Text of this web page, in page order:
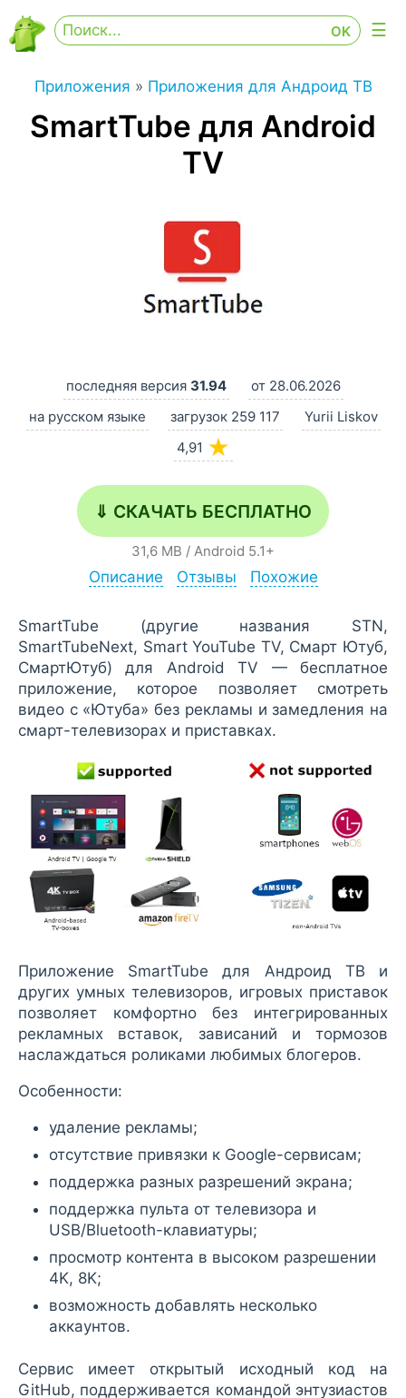
Приложения » Приложения для Андроид ТВ
SmartTube для Android
TV
последняя версия 31.94
от 28.06.2026
на русском языке
загрузок 259 117
Yurii Liskov
4,91 ★
⇓ СКАЧАТЬ БЕСПЛАТНО
31,6 MB / Android 5.1+
Описание Отзывы Похожие
SmartTube (другие названия STN,
SmartTubeNext, Smart YouTube TV, Смарт Ютуб,
СмартЮтуб) для Android TV — бесплатное
приложение, которое позволяет смотреть
видео с «Ютуба» без рекламы и замедления на
смарт-телевизорах и приставках.
Приложение SmartTube для Андроид ТВ и
других умных телевизоров, игровых приставок
позволяет комфортно без интегрированных
рекламных вставок, зависаний и тормозов
наслаждаться роликами любимых блогеров.
Особенности:
удаление рекламы;
отсутствие привязки к Google-сервисам;
поддержка разных разрешений экрана;
поддержка пульта от телевизора и
USB/Bluetooth-клавиатуры;
просмотр контента в высоком разрешении
4K, 8K;
возможность добавлять несколько
аккаунтов.
Сервис имеет открытый исходный код на
GitHub, поддерживается командой энтузиастов